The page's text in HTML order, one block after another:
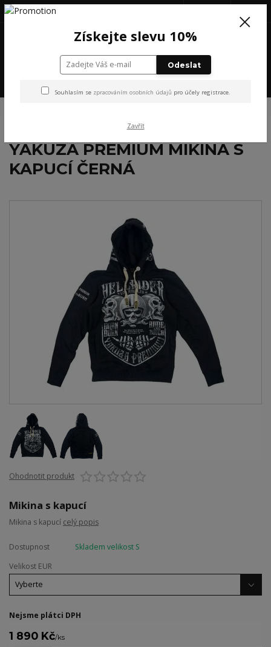
+420 777 199 652
YAKUZA PREMIUM MIKINA S
KAPUCÍ ČERNÁ
Ohodnotit produkt
Mikina s kapucí
Mikina s kapucí celý popis
Dostupnost
Skladem velikost S
Velikost EUR
Nejsme plátci DPH
1 890 Kč/ks
Získejte slevu 10%
Odeslat
Souhlasím se zpracováním osobních údajů pro účely registrace.
Zavřít